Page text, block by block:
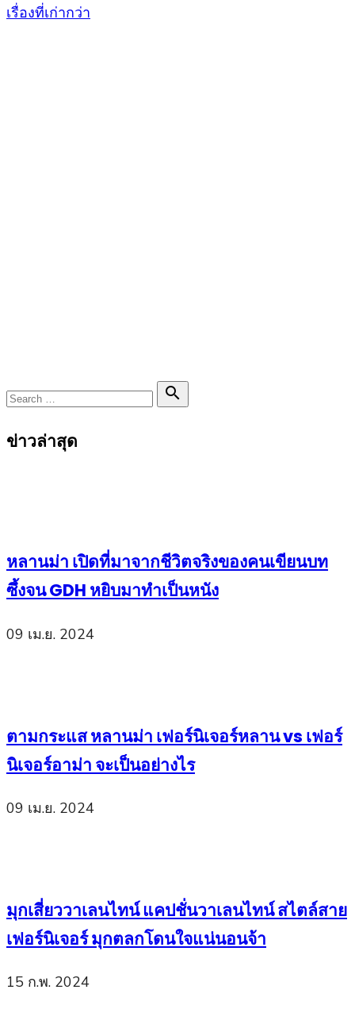
แนะแนว
เรื่องที่เก่ากว่า
Search

Search
ข่าวล่าสุด
หลานม่า เปิดที่มาจากชีวิตจริงของคนเขียนบท
ซึ้งจน GDH หยิบมาทำเป็นหนัง
09 เม.ย. 2024
ตามกระแส หลานม่า เฟอร์นิเจอร์หลาน vs เฟอร์
นิเจอร์อาม่า จะเป็นอย่างไร
09 เม.ย. 2024
มุกเสี่ยววาเลนไทน์ แคปชั่นวาเลนไทน์ สไตล์สาย
เฟอร์นิเจอร์ มุกตลกโดนใจแน่นอนจ้า
15 ก.พ. 2024